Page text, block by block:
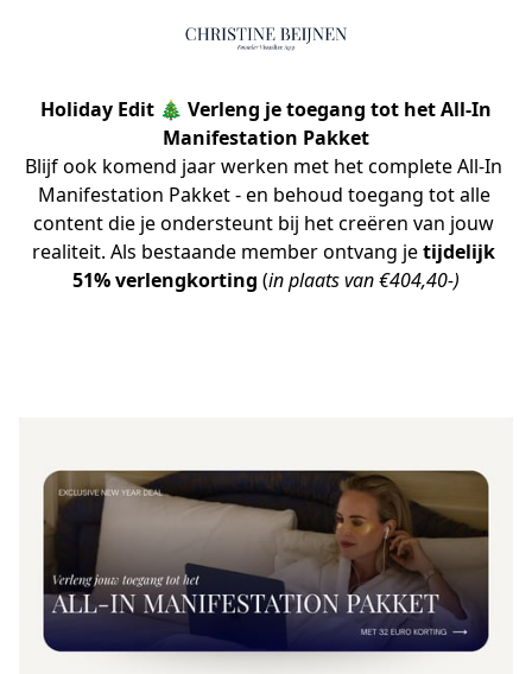
Holiday Edit 🎄 Verleng je toegang tot hetAll-In
Manifestation Pakket
Blijf ook komend jaar werken met het complete All-In
Manifestation Pakket - en behoud toegang tot alle
content die je ondersteunt bij het creëren van jouw
realiteit. Als bestaande member ontvang je tijdelijk
51% verlengkorting (in plaats van €404,40-)